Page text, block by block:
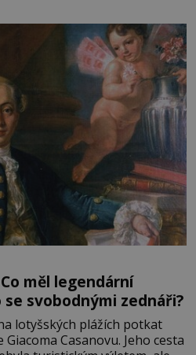
měl legendární
svobodnými zednáři?
lotyšských plážích potkat
Casanovu. Jeho cesta